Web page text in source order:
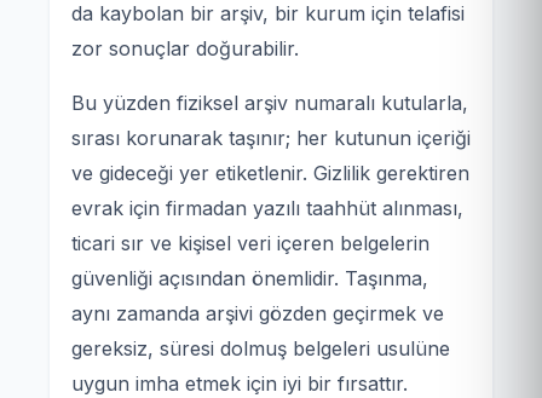
da kaybolan bir arşiv, bir kurum için telafisi
zor sonuçlar doğurabilir.
Bu yüzden fiziksel arşiv numaralı kutularla,
sırası korunarak taşınır; her kutunun içeriği
ve gideceği yer etiketlenir. Gizlilik gerektiren
evrak için firmadan yazılı taahhüt alınması,
ticari sır ve kişisel veri içeren belgelerin
güvenliği açısından önemlidir. Taşınma,
aynı zamanda arşivi gözden geçirmek ve
gereksiz, süresi dolmuş belgeleri usulüne
uygun imha etmek için iyi bir fırsattır.